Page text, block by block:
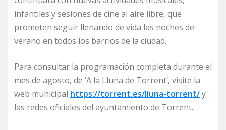
infantiles y sesiones de cine al aire libre, que
prometen seguir llenando de vida las noches de
verano en todos los barrios de la ciudad.
Para consultar la programación completa durante el
mes de agosto, de ‘A la Lluna de Torrent’, visite la
web municipal https://torrent.es/lluna-torrent/y
las redes oficiales del ayuntamiento de Torrent.